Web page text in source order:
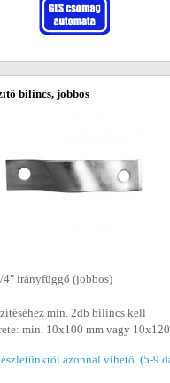
bilincs, jobbos
4" irányfüggő (jobbos)
min. 2db bilincs kell
min. 10x100 mm vagy
azonnal vihető. (5-9